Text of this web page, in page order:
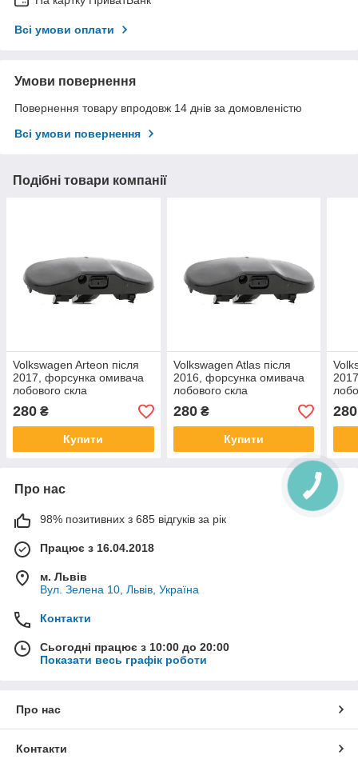
Всі умови оплати
Умови повернення
Повернення товару впродовж 14 днів за домовленістю
Всі умови повернення
Подібні товари компанії
Volkswagen Arteon після
2017, форсунка омивача
лобового скла
280 ₴
Купити
Volkswagen Atlas після
2016, форсунка омивача
лобового скла
280₴
Купити
280
Про нас
98% позитивних з 685 відгуків за рік
Працює з 16.04.2018
м. Львів
Вул. Зелена 10, Львів, Україна
Контакти
Сьогодні працює з 10:00 до 20:00
Показати весь графік роботи
Про нас
Контакти